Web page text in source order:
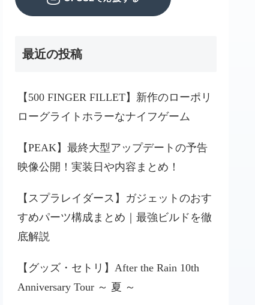
最近の投稿
【500 FINGER FILLET】新作のローポリ
ローグライトホラーなナイフゲーム
【PEAK】最終大型アップデートの予告
映像公開！実装日や内容まとめ！
【スプラレイダース】ガジェットのおす
すめパーツ構成まとめ｜最強ビルドを徹
底解説
【グッズ・セトリ】After the Rain 10th
Anniversary Tour ～ 夏 ～